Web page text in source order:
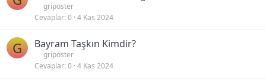
griposter
Cevaplar 0 4 Kas 2024
G Bayram Taşkın Kimdir?
griposter
Cevaplar 0 4 Kas 2024